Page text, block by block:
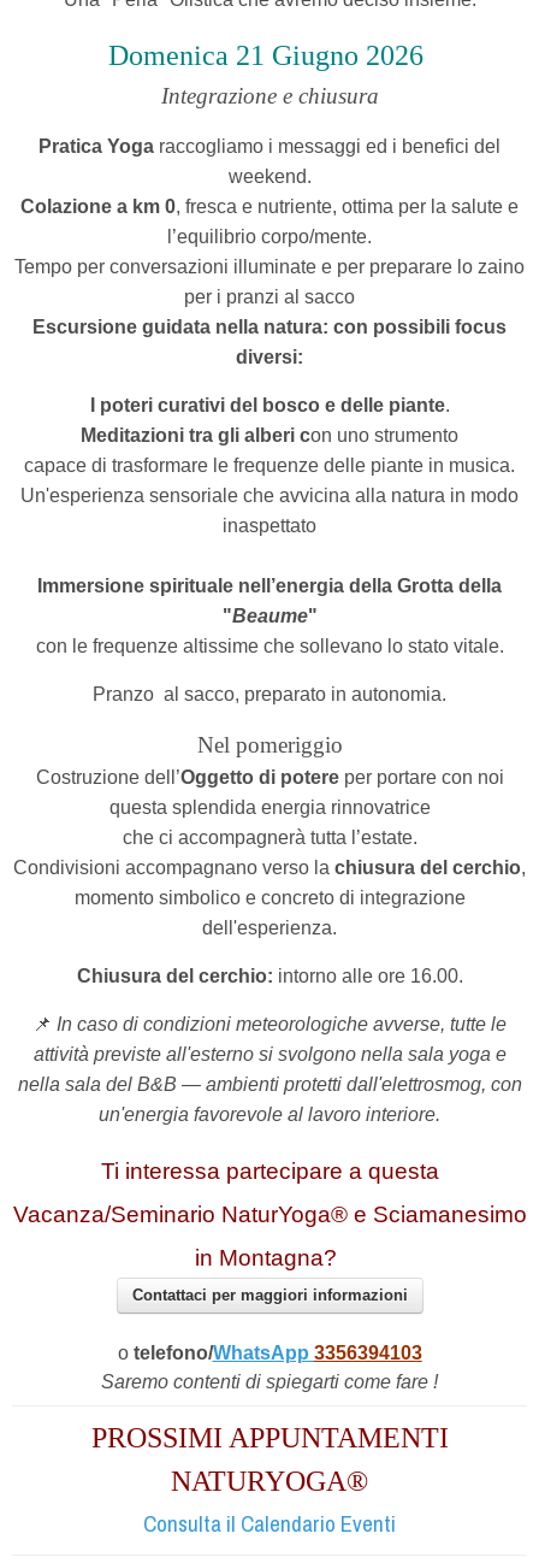
Domenica 21 Giugno 2026
Integrazione e chiusura
Pratica Yoga raccogliamo i messaggi ed i benefici del
weekend.
Colazione a km 0, fresca e nutriente, ottima per la salute e
l’equilibrio corpo/mente.
Tempo per conversazioni illuminate e per preparare lo zaino
per i pranzi al sacco
Escursione guidata nella natura: con possibili focus
diversi:
I poteri curativi del bosco e delle piante.
Meditazioni tra gli alberi con uno strumento
capace di trasformare le frequenze delle piante in musica.
Un'esperienza sensoriale che avvicina alla natura in modo
inaspettato
mmersione spirituale nell’energia della Grotta della
"Beaume"
con le frequenze altissime che sollevano lo stato vitale.
Pranzo al sacco, preparato in autonomia.
Nel pomeriggio
Costruzione dell’Oggetto di potereper portare con noi
questa splendida energia rinnovatrice
che ci accompagnerà tutta l’estate.
Condivisioni accompagnano verso la chiusura del cerchio,
momento simbolico e concreto di integrazione
dell'esperienza.
Chiusura del cerchio: intorno alle ore 16.00.
📌 In caso di condizioni meteorologiche avverse, tutte le
attività previste all'esterno si svolgono nella sala yoga e
nella sala del B&B — ambienti protetti dall'elettrosmog, con
un'energia favorevole al lavoro interiore.
Ti interessa partecipare a questa
Vacanza/Seminario NaturYoga® e Sciamanesimo
in Montagna?
Contattaci per maggiori informazioni
o telefono/WhatsApp 3356394103
Saremo contenti di spiegarti come fare !
PROSSIMI APPUNTAMENTI
NATURYOGA®
Consulta il Calendario Eventi